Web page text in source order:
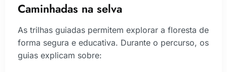
Caminhadas na selva
As trilhas guiadas permitem explorar a floresta de
forma segura e educativa. Durante o percurso, os
guias explicam sobre: